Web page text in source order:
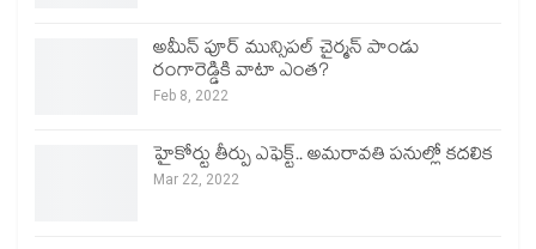
అమీన్ పూర్ మున్సిపల్ చైర్మన్ పాండు
రంగారెడ్డికి వాటా ఎంత?
Feb 8, 2022
హైకోర్టు తీర్పు ఎఫెక్ట్.. అమరావతి పనుల్లో కదలిక
Mar 22, 2022